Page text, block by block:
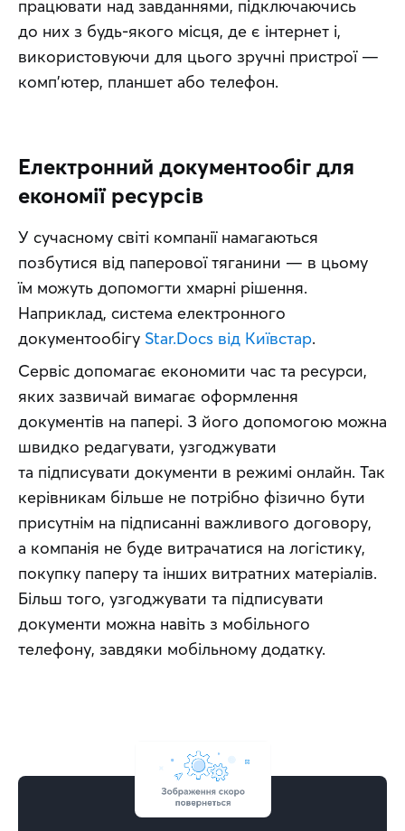
працювати над завданнями, підключаючись
до них з будь-якого місця, де є інтернет і,
використовуючи для цього зручні пристрої —
комп’ютер, планшет або телефон.
Електронний документообіг для
економії ресурсів
У сучасному світі компанії намагаються
позбутися від паперової тяганини — в цьому
їм можуть допомогти хмарні рішення.
Наприклад, система електронного
документообігу Star.Docs від Київстар.
Сервіс допомагає економити час та ресурси,
яких зазвичай вимагає оформлення
документів на папері. З його допомогою можна
швидко редагувати, узгоджувати
та підписувати документи в режимі онлайн. Так
керівникам більше не потрібно фізично бути
присутнім на підписанні важливого договору,
а компанія не буде витрачатися на логістику,
покупку паперу та інших витратних матеріалів.
Більш того, узгоджувати та підписувати
документи можна навіть з мобільного
телефону, завдяки мобільному додатку.